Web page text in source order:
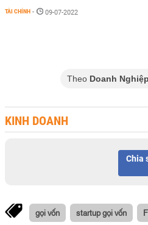
TÀI CHÍNH - 09-07-2022
Theo Doanh
KINH DOANH
Chia
gọi vốn startup gọi vốn